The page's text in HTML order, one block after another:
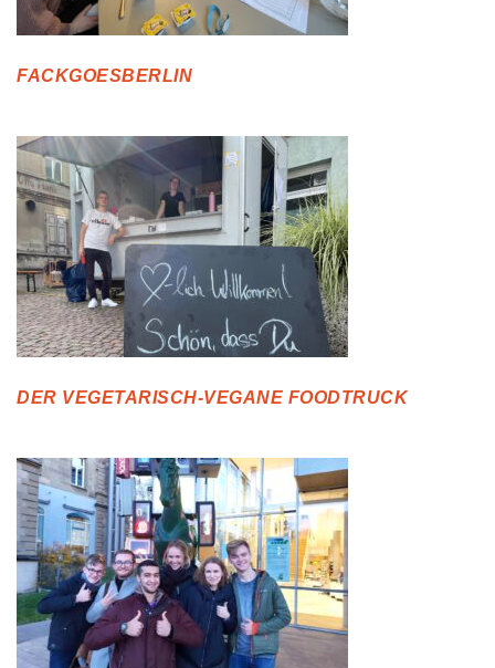
FACKGOESBERLIN
DER VEGETARISCH-VEGANE FOODTRUCK